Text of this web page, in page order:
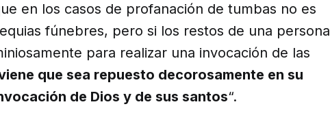
en los casos de profanación de tumbas no es
fúnebres, pero si los restos de una persona
para realizar una invocación de las
que sea repuesto decorosamente en su
de Dios y de sus santos“.